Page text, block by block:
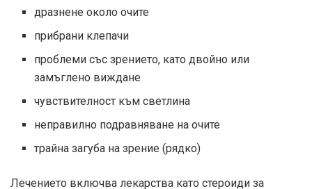
дразнене около очите
прибрани клепачи
проблеми със зрението, като двойно или
замъглено виждане
чувствителност към светлина
неправилно подравняване на очите
трайна загуба на зрение (рядко)
Лечението включва лекарства като стероиди за